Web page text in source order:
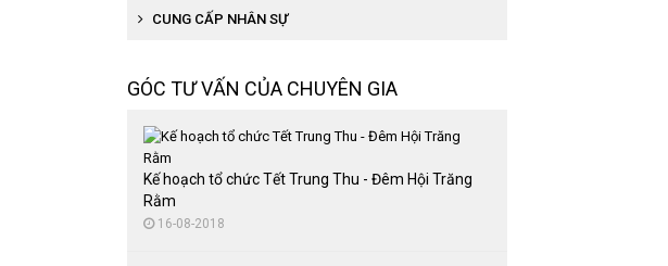
Tổ chức cuộc thi người đẹp, văn nghệ
Cung cấp quà tặng
Cho thuê thiết bị âm thanh, ánh sáng
Cho thuê bàn ghế sự kiện
Thuê màn hình LED
CUNG CẤP NHÂN SỰ
GÓC TƯ VẤN CỦA CHUYÊN GIA
Kế hoạch tổ chức Tết Trung Thu - Đêm Hội Trăng
Rằm
16-08-2018